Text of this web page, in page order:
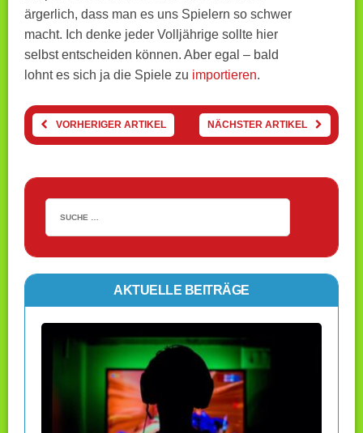
ärgerlich, dass man es uns Spielern so schwer
macht. Ich denke jeder Volljährige sollte hier
selbst entscheiden können. Aber egal – bald
lohnt es sich ja die Spiele zu importieren.
VORHERIGER ARTIKEL NÄCHSTER ARTIKEL
AKTUELLE BEITRÄGE